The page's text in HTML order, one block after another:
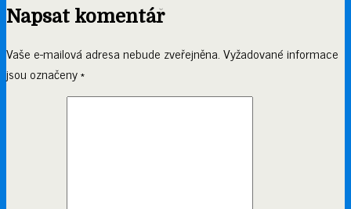
Napsat komentář
Vaše e-mailová adresa nebude zveřejněna.Vyžadované informace
jsou označeny*